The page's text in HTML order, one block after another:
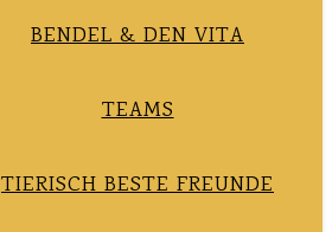
BENDEL & DEN VITA
TEAMS
TIERISCH BESTE FREUNDE